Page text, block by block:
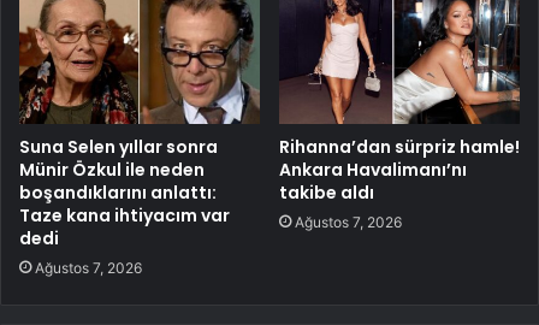
Suna Selen yıllar sonra
Münir Özkul ile neden
boşandıklarını anlattı:
Taze kana ihtiyacım var
dedi
Ağustos 7, 2026
Rihanna’dan sürpriz hamle!
Ankara Havalimanı’nı
takibe aldı
Ağustos 7, 2026